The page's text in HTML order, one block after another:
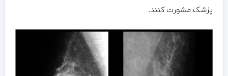
پزشک مشورت کنند.